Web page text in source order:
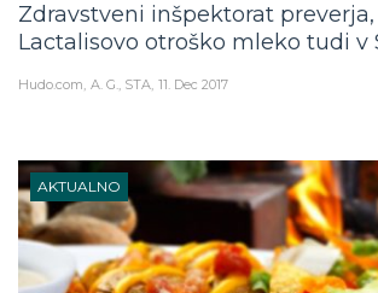
Zdravstveni inšpektorat
Lactalisovo otroško mleko tudi v
Hudo.com A. G., STA 11. Dec 2017
AKTUALNO